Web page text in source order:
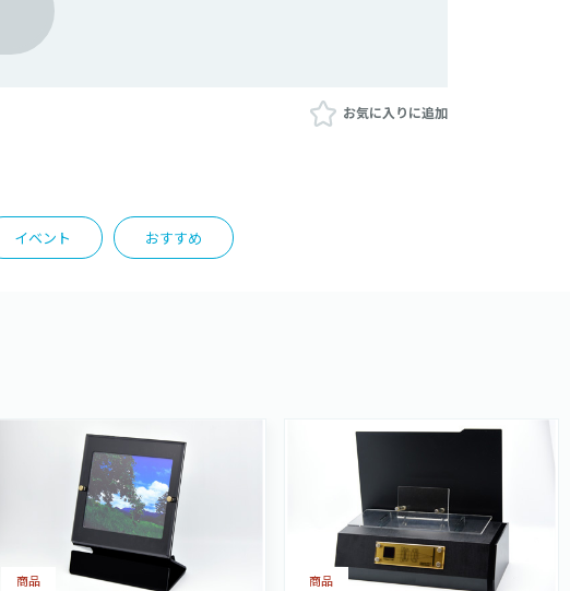
お気に入りに追加
イベント おすすめ
商品 商品